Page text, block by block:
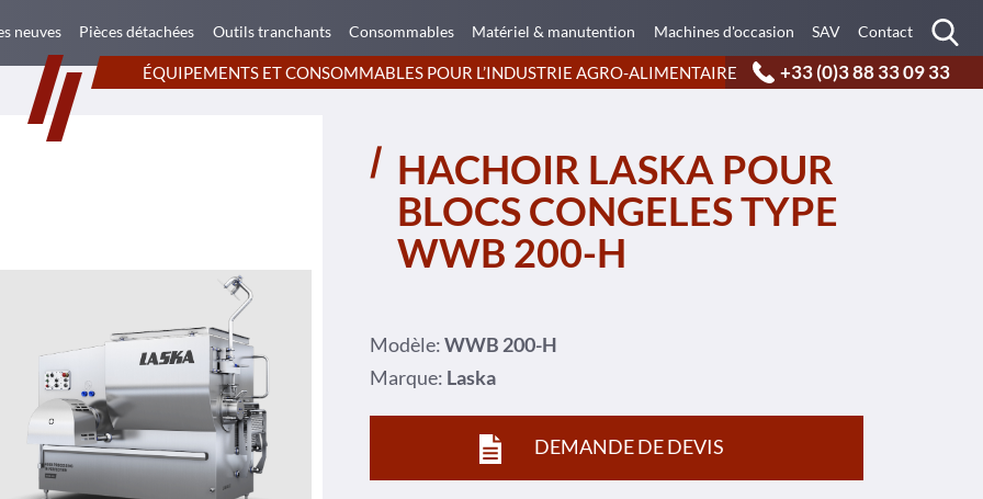
neuves Pièces détachées Outils tranchants Consommables Matériel & manutention Machines d'occasion SAV Contact
ÉQUIPEMENTS ET CONSOMMABLES POUR L’INDUSTRIE AGRO-ALIMENTAIRE +33 (0)3 88 33 09 33
HACHOIR LASKA POUR
BLOCS CONGELES TYPE
WWB 200-H
Modèle:WWB 200-H
Marque: Laska
DEMANDE DE DEVIS